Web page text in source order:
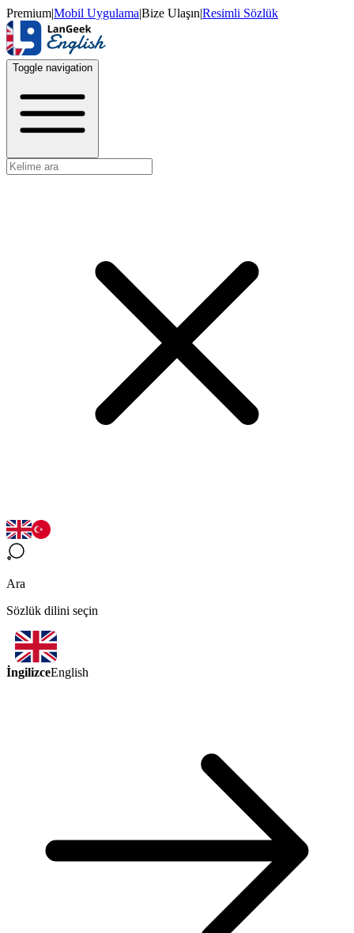
Premium|Mobil Uygulama|Bize Ulaşın|Resimli Sözlük
Toggle navigation
Ara
Sözlük dilini seçin
İngilizceEnglish